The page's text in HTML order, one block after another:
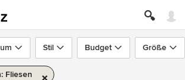
Stil Budget Größe
Fliesen